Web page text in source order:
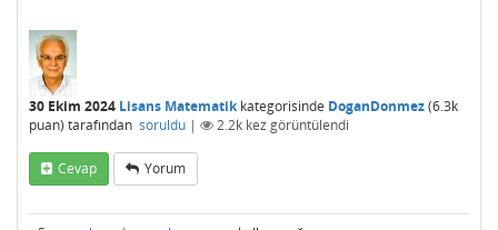
30 Ekim 2024 Lisans Matematikkategorisinde DoganDonmez(6.3k
puan) tarafından soruldu | 2.2k kez görüntülendi
Cevap Yorum